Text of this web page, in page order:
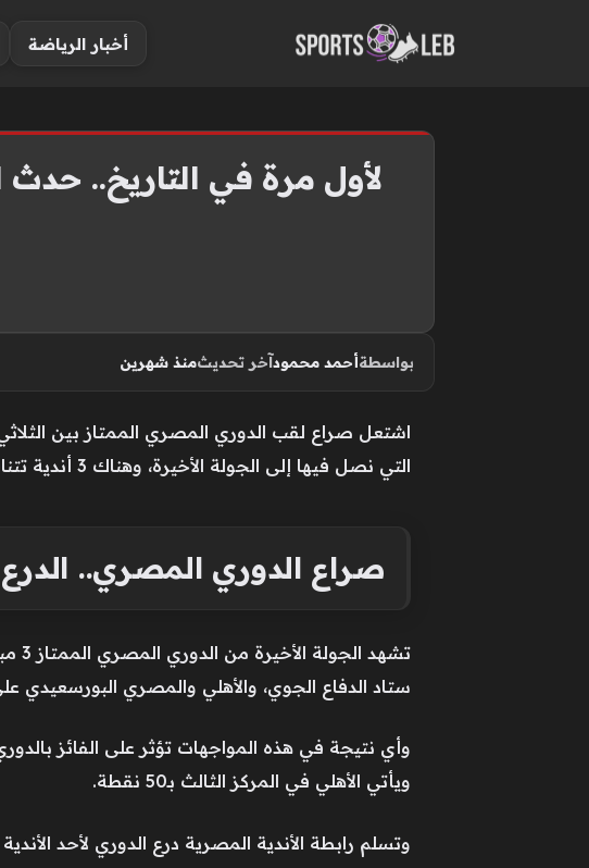
أخبار الرياضة
لأول مرة في التاريخ..
بواسطةأحمد محمودآخر تحديثمنذ شهرين
اشتعل صراع لقب الدوري المصري الممتاز بين
التي نصل فيها إلى الجولة الأخيرة، وهناك 3 أندية تتنافس على اللقب.
صراع الدوري المصري.. الدرع بين 3
ستاد الدفاع الجوي، والأهلي والمصري البورسعيدي
ويأتي الأهلي في المركز الثالث بـ50 نقطة.
وتسلم رابطة الأندية المصرية درع الدوري لأحد